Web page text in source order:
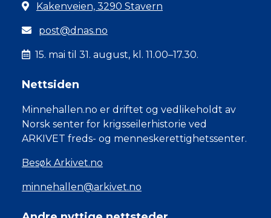
Kakenveien, 3290 Stavern
post@dnas.no
15. mai til 31. august, kl. 11.00–17.30.
Nettsiden
Minnehallen.no er driftet og vedlikeholdt av
Norsk senter for krigsseilerhistorie ved
ARKIVET freds- og menneskerettighetssenter.
Besøk Arkivet.no
minnehallen@arkivet.no